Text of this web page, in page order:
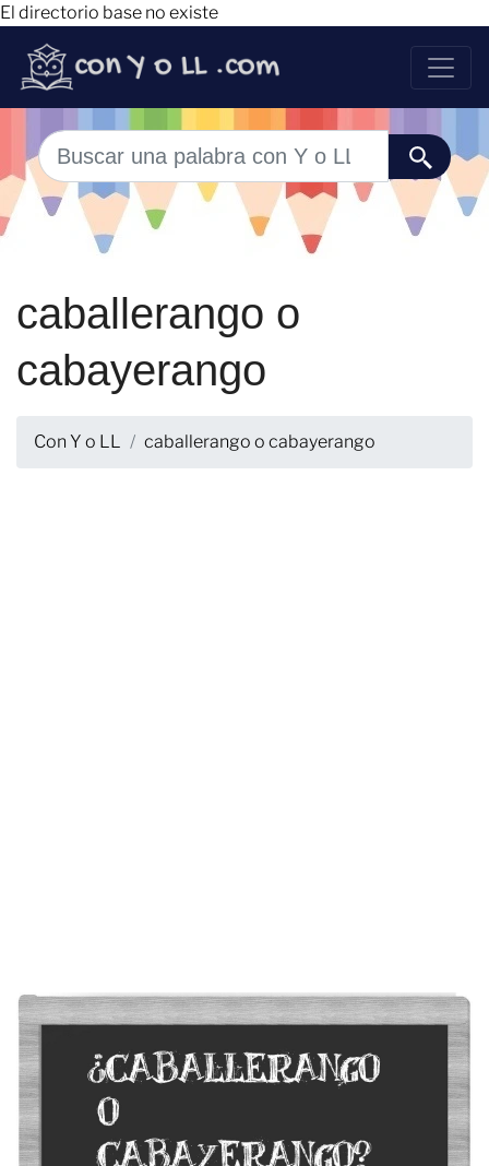
El directorio base no existe
caballerango o
cabayerango
Con Y o LL caballerango o cabayerango